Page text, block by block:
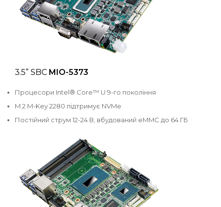
3.5” SBC MIO-5373
Процесори Intel® Core™ U 9-го покоління
M.2 M-Key 2280 підтримує NVMe
Постійний струм 12-24 В, вбудований eMMC до 64 ГБ